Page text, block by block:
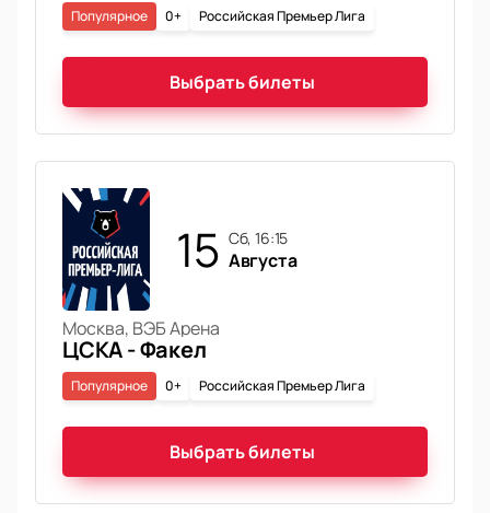
0+ Российская Премьер Лига
Популярное
Выбрать билеты
15 сб, 16:15
Августа
Москва, ВЭБ Арена
ЦСКА - Факел
0+ Российская Премьер Лига
Популярное
Выбрать билеты